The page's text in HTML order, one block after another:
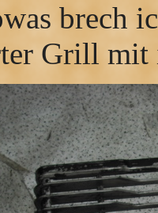
brech
Grill mit